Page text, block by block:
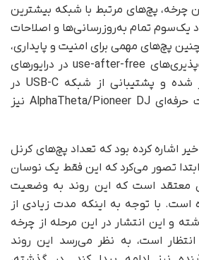
چرخه، پچ‌های مرتبط با شبکه بیشترین
یک‌سوم تمام به‌روزرسانی‌ها و اصلاحات
پچ‌های مهمی برای امنیت و پایداری،
به‌ویژه در زمینه آسیب‌پذیری‌های use-after-free در درایورهای
بلوتوث و GPU منتشر شده و پشتیبانی از شبکه USB-C در
مک‌های اپل و تجهیزات حرفه‌ای AlphaTheta/Pioneer DJ نیز
اشاره کرده بود که تعداد پچ‌های کرنل
تصور می‌کرد که این فقط یک نوسان
معتقد است که این روند به وضعیت
با توجه به اینکه مدت زیادی از
و این انتشار در این مرحله از چرخه
است، به نظر می‌رسد این روند